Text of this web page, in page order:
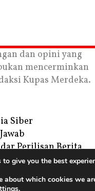
dan opini yang
mencerminkan
Kupas Merdeka.
Siber
Perilisan Berita
give you the best
about which cookies we
.